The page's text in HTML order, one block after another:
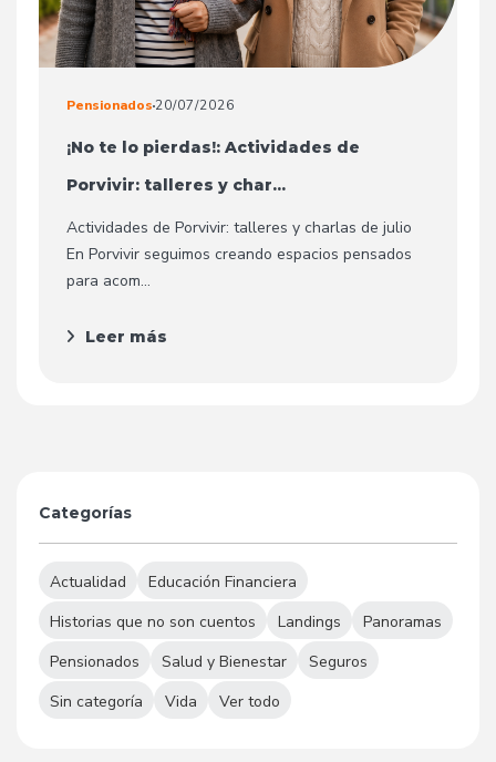
Pensionados 20/07/2026
¡No te lo pierdas!: Actividades de
Porvivir: talleres y char...
Actividades de Porvivir: talleres y charlas de julio
En Porvivir seguimos creando espacios pensados
para acom...
Leer más
Categorías
Actualidad
Educación Financiera
Historias que no son cuentos
Landings
Panoramas
Pensionados
Salud y Bienestar
Seguros
Sin categoría
Vida Ver todo